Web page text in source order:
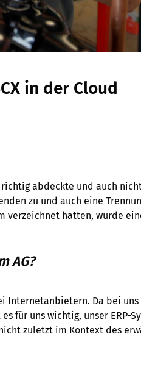
in der Cloud
abdeckte und auch
zu und auch eine
hatten, wurde
AG?
Internetanbietern. Da bei
für uns wichtig, unser ERP-
zuletzt im Kontext des